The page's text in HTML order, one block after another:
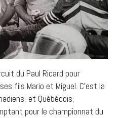
du Paul Ricard pour
fils Mario et Miguel. C’est la
et Québécois,
pour le championnat du